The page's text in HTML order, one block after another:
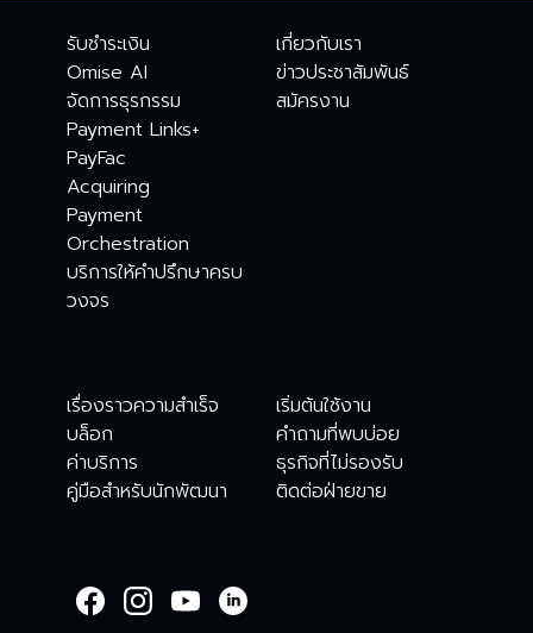
รับชำระเงิน
Omise AI
จัดการธุรกรรม
Payment Links+
PayFac
Acquiring
Payment
Orchestration
บริการให้คำปรึกษาครบ
วงจร
เกี่ยวกับเรา
ข่าวประชาสัมพันธ์
สมัครงาน
เรื่องราวความสำเร็จ
บล็อก
ค่าบริการ
คู่มือสำหรับนักพัฒนา
เริ่มต้นใช้งาน
คำถามที่พบบ่อย
ธุรกิจที่ไม่รองรับ
ติดต่อฝ่ายขาย